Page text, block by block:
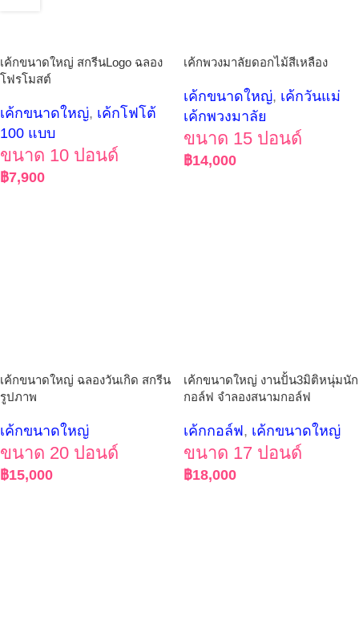
เค้กขนาดใหญ่ สกรีนLogo ฉลอง
โฟรโมสต์
เค้กขนาดใหญ่, เค้กโฟโต้
100 แบบ
ขนาด 10 ปอนด์
฿7,900
เค้กพวงมาลัยดอกไม้สีเหลือง
เค้กขนาดใหญ่, เค้กวันแม่
เค้กพวงมาลัย
ขนาด 15 ปอนด์
฿14,000
เค้กขนาดใหญ่ ฉลองวันเกิด สกรีน
รูปภาพ
เค้กขนาดใหญ่
ขนาด 20 ปอนด์
฿15,000
เค้กขนาดใหญ่ งานปั้น3มิติหนุ่มนัก
กอล์ฟ จำลองสนามกอล์ฟ
เค้กกอล์ฟ , เค้กขนาดใหญ่
ขนาด 17 ปอนด์
฿18,000